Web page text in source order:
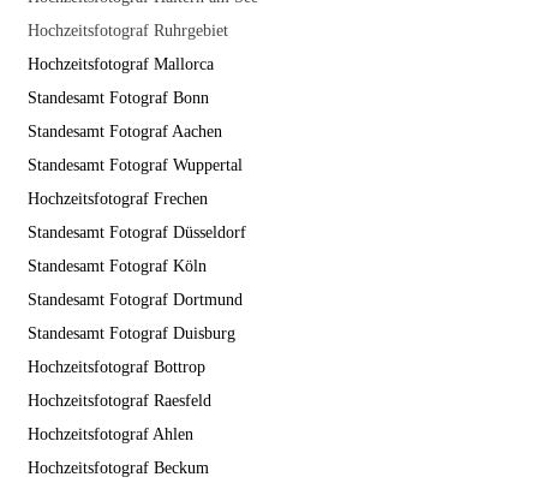
Hochzeitsfotograf Ruhrgebiet
Hochzeitsfotograf Mallorca
Standesamt Fotograf Bonn
Standesamt Fotograf Aachen
Standesamt Fotograf Wuppertal
Hochzeitsfotograf Frechen
Standesamt Fotograf Düsseldorf
Standesamt Fotograf Köln
Standesamt Fotograf Dortmund
Standesamt Fotograf Duisburg
Hochzeitsfotograf Bottrop
Hochzeitsfotograf Raesfeld
Hochzeitsfotograf Ahlen
Hochzeitsfotograf Beckum